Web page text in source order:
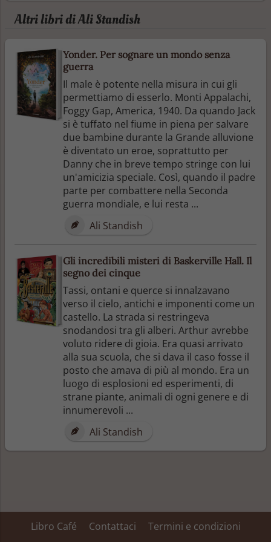
Altri libri di Ali Standish
Yonder. Per sognare un mondo senza
guerra
Il male è potente nella misura in cui gli
permettiamo di esserlo. Monti Appalachi,
Foggy Gap, America, 1940. Da quando Jack
si è tuffato nel fiume in piena per salvare
due bambine durante la Grande alluvione
è diventato un eroe, soprattutto per
Danny che in breve tempo stringe con lui
un'amicizia speciale. Così, quando il padre
parte per combattere nella Seconda
guerra mondiale, e lui resta ...
Ali Standish
Gli incredibili misteri di Baskerville Hall. Il
segno dei cinque
Tassi, ontani e querce si innalzavano
verso il cielo, antichi e imponenti come un
castello. La strada si restringeva
snodandosi tra gli alberi. Arthur avrebbe
voluto ridere di gioia. Era quasi arrivato
alla sua scuola, che si dava il caso fosse il
posto che amava di più al mondo. Era un
luogo di esplosioni ed esperimenti, di
strane piante, animali di ogni genere e di
innumerevoli ...
Ali Standish
Libro Café Contattaci Termini e condizioni